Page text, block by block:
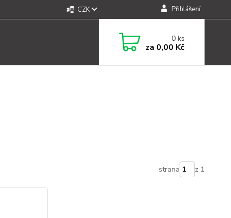
CZK Přihlášení
0ks
za 0,00 Kč
strana z 1